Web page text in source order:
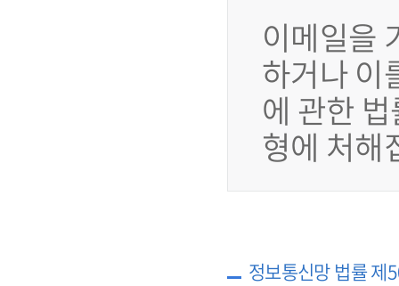
이메일을
하거나 이
에 관한
형에 처해
정보통신망 법률 제